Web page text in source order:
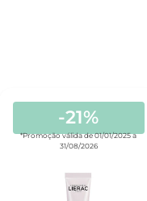
-21%
*Promoção válida de 01/01/2025 a
31/08/2026